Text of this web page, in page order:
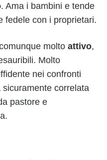
. Ama i bambini e tende
fedele con i proprietari.
molto attivo,
Molto
nei confronti
correlata
pastore e